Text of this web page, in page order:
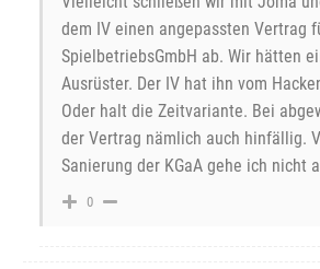
dem IV einen angepassten Vertrag
SpielbetriebsGmbH ab. Wir hätten
Ausrüster. Der IV hat ihn vom
Oder halt die Zeitvariante. Bei
der Vertrag nämlich auch hinfällig.
Sanierung der KGaA gehe ich nicht
0